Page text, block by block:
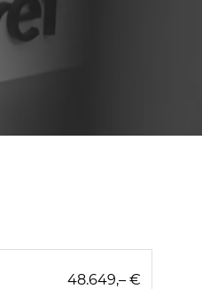
48.649,– €